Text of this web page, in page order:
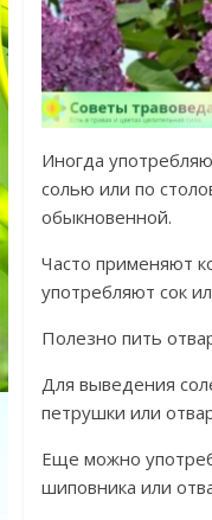
Иногда
солью или по
обыкновенной.
Часто применяют
употребляют сок
Полезно пить
Для выведения
петрушки или
Еще можно
шиповника или